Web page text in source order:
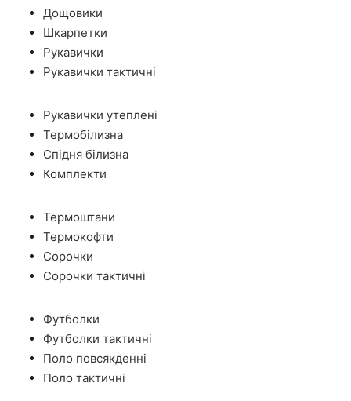
Дощовики
Шкарпетки
Рукавички
Рукавички тактичні
Рукавички утеплені
Термобілизна
Спідня білизна
Комплекти
Термоштани
Термокофти
Сорочки
Сорочки тактичні
Футболки
Футболки тактичні
Поло повсякденні
Поло тактичні